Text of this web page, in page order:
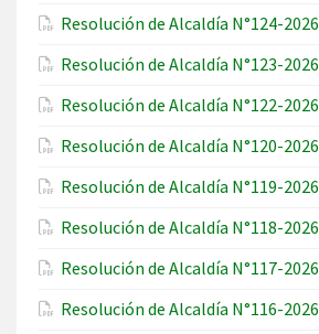
Resolución de Alcaldía N°124-2026
Resolución de Alcaldía N°123-2026
Resolución de Alcaldía N°122-2026
Resolución de Alcaldía N°120-2026
Resolución de Alcaldía N°119-2026
Resolución de Alcaldía N°118-2026
Resolución de Alcaldía N°117-2026
Resolución de Alcaldía N°116-2026